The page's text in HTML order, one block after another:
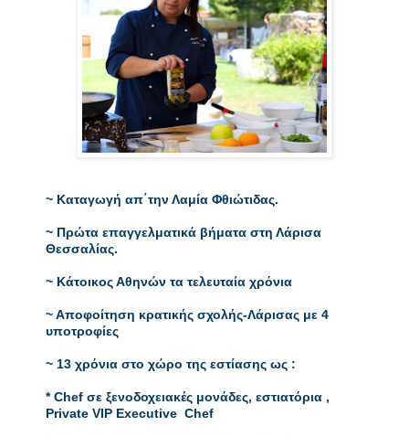
~ Καταγωγή απ΄την Λαμία Φθιώτιδας.
~ Πρώτα επαγγελματικά βήματα στη Λάρισα
Θεσσαλίας.
~ Κάτοικος Αθηνών τα τελευταία χρόνια
~ Αποφοίτηση κρατικής σχολής-Λάρισας με 4
υποτροφίες
~ 13 χρόνια στο χώρο της εστίασης ως :
* Chef σε ξενοδοχειακές μονάδες, εστιατόρια ,
Private VIP Executive  Chef